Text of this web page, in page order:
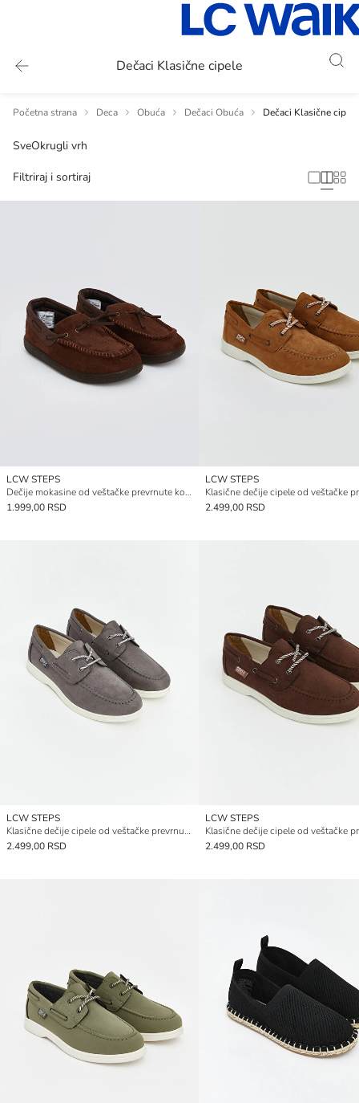
Dečaci Klasične cipele
Početna strana Deca Obuća Dečaci Obuća Dečaci Klasične cipele
SveOkrugli vrh
Filtriraj i sortiraj
LCW STEPS
Dečije mokasine od veštačke prevrnute kože
1.999,00 RSD
LCW STEPS
2.499,00 RSD
LCW STEPS
Klasične dečije cipele od veštačke prevrnute kože
2.499,00 RSD
LCW STEPS
2.499,00 RSD